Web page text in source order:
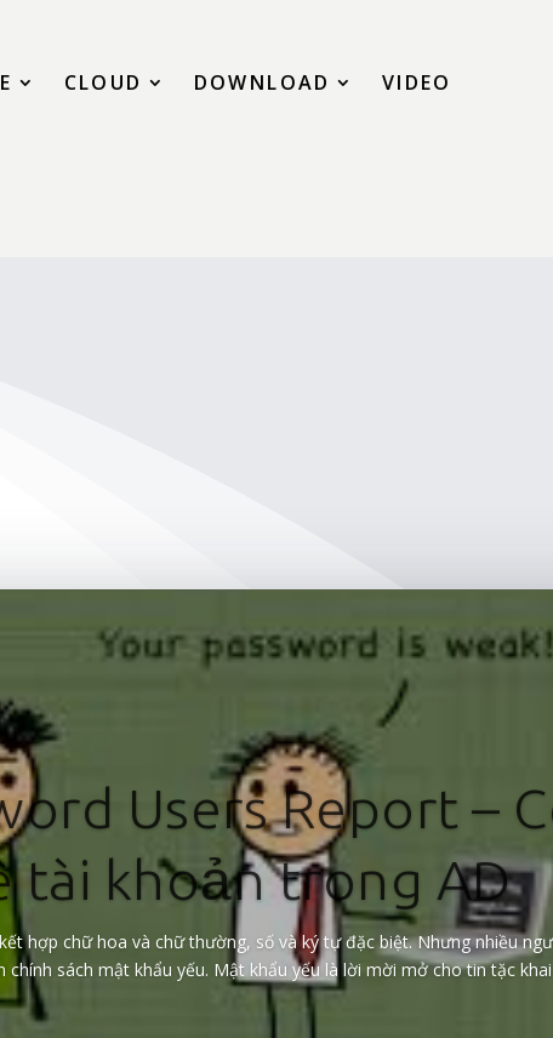
CLOUD DOWNLOAD VIDEO
Users Report –
tài khoản trong AD
hợp chữ hoa và chữ thường, số và ký tự đặc biệt. Nhưng nhiều
sách mật khẩu yếu. Mật khẩu yếu là lời mời mở cho tin tặc